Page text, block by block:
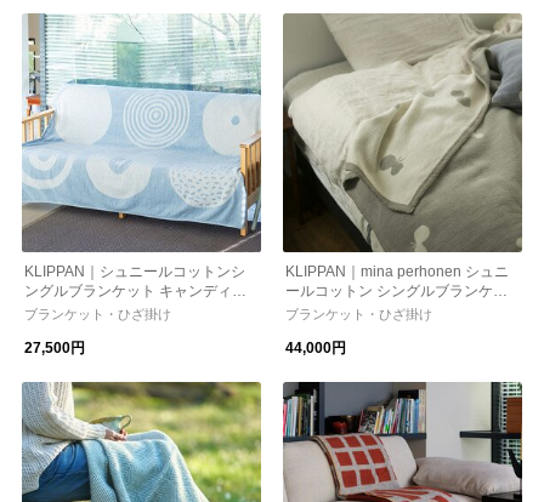
KLIPPAN｜シュニールコットンシ
ングルブランケット キャンディー 1
40cm×200cm
ブランケット・ひざ掛け
27,500円
KLIPPAN｜mina perhonen シュニ
ールコットン シングルブランケッ
ト CHOUCHO
ブランケット・ひざ掛け
44,000円